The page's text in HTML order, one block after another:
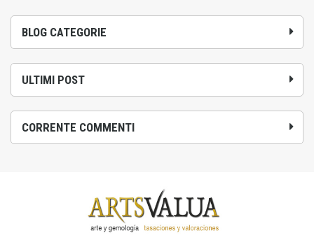
BLOG CATEGORIE
ULTIMI POST
CORRENTE COMMENTI